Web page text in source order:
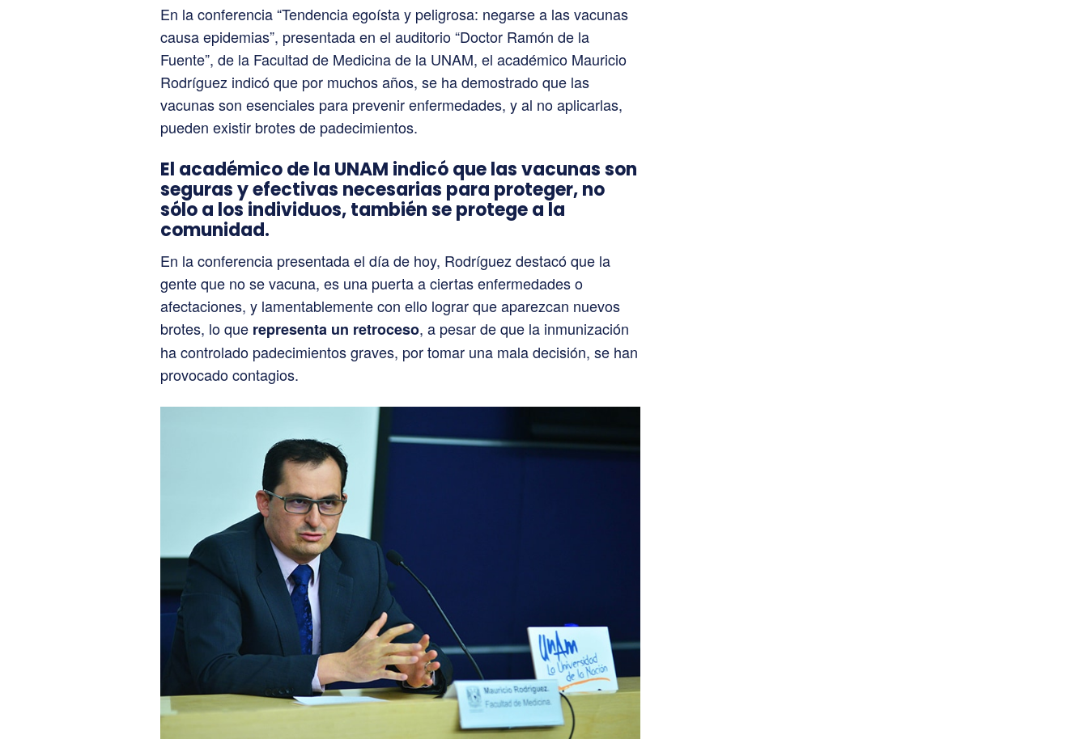
En la conferencia “Tendencia egoísta y peligrosa: negarse a las vacunas
causa epidemias”, presentada en el auditorio “Doctor Ramón de la
Fuente”, de la Facultad de Medicina de la UNAM, el académico Mauricio
Rodríguez indicó que por muchos años, se ha demostrado que las
vacunas son esenciales para prevenir enfermedades, y al no aplicarlas,
pueden existir brotes de padecimientos.
El académico de la UNAM indicó que las vacunas son
seguras y efectivas necesarias para proteger, no
sólo a los individuos, también se protege a la
comunidad.
En la conferencia presentada el día de hoy, Rodríguez destacó que la
gente que no se vacuna, es una puerta a ciertas enfermedades o
afectaciones, y lamentablemente con ello lograr que aparezcan nuevos
brotes, lo que representa un retroceso, a pesar de que la inmunización
ha controlado padecimientos graves, por tomar una mala decisión, se han
provocado contagios.